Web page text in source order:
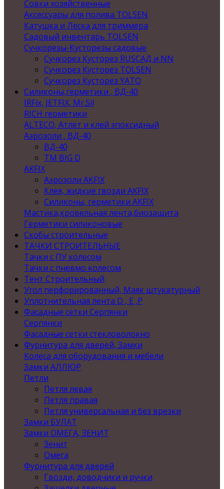
Совки хозяйственные
Аксессуары для полива TOLSEN
Катушка и Леска для триммера
Садовый инвентарь TOLSEN
Сучкорезы-Кусторезы садовые
Сучкорез Кусторез RUSСАД и NN
Сучкорез Кусторез TOLSEN
Сучкорез Кусторез YATO
Силиконы,герметики , ВД-40
IRFix, JETFIX, Mr.Sil
RICH герметики
ALTECO, Атлет и клей эпоксидный
Аэрозоли , ВД-40
ВД-40
TM BIG D
AKFIX
Аэрозоли AKFIX
Клея, жидкие гвозди AKFIX
Силиконы, герметики AKFIX
Мастика,кровельная лента,биозащита
Герметики силиконовые
Скобы строительные
ТАЧКИ СТРОИТЕЛЬНЫЕ
Тачки с ПУ колесом
Тачки с пневмо колесом
Тент Строительный
Угол перфорированный, Маяк штукатурный
Уплотнительная лента D , Е ,P
Фасадные сетки Серпянки
Серпянки
Фасадные сетки стекловолокно
Фурнитура для дверей, Замки
Колеса для оборудования и мебели
Замки АЛЛЮР
Петли
Петля левая
Петля правая
Петля универсальная и без врезки
Замки БУЛАТ
Замки ОМЕГА, ЗЕНИТ
Зенит
Омега
Фурнитура для дверей
Гвозди, доводчики и ручки